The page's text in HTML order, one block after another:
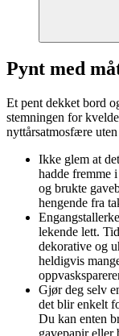
Pynt med
Et pent dekket bord
stemningen for
nyttårsatmosfære
Ikke glem at
hadde fremme
og brukte
hengende fra
lekende lett.
dekorative og
heldigvis
Gjør deg selv
det blir enkelt
Du kan enten